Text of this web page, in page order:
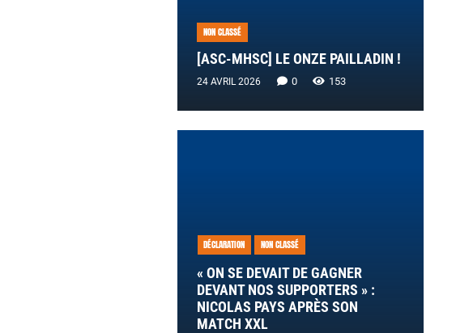
NON CLASSÉ
[ASC-MHSC] LE ONZE PAILLADIN !
24 AVRIL 2026 0 153
DÉCLARATION NON CLASSÉ
« ON SE DEVAIT DE GAGNER
DEVANT NOS SUPPORTERS » :
NICOLAS PAYS APRÈS SON
MATCH XXL